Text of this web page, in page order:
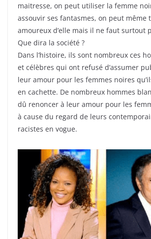
maitresse, on peut utiliser la femme
assouvir ses fantasmes, on peut même
amoureux d’elle mais il ne faut surtout
Que dira la société ?
Dans l’histoire, ils sont nombreux ces
et célèbres qui ont refusé d’assumer
leur amour pour les femmes noires
en cachette. De nombreux hommes
dû renoncer à leur amour pour les
à cause du regard de leurs
racistes en vogue.